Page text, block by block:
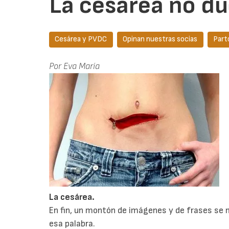
Cesárea y PVDC Opinan nuestras socias
Por Eva María
La cesárea.
En fin, un montón de imágenes y de frases se
esa palabra.